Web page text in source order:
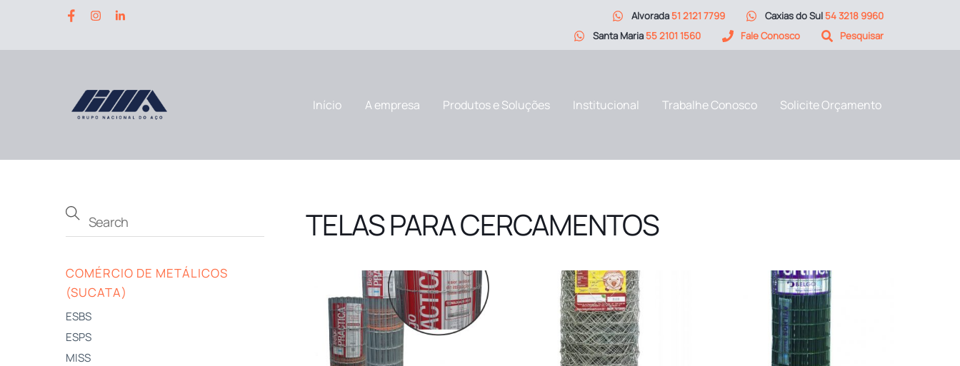
Alvorada51 2121 7799 Caxias do Sul54 3218 9960
Santa Maria55 2101 1560 Fale Conosco Pesquisar
Início A empresa Produtos e Soluções Institucional Trabalhe Conosco Solicite Orçamento
TELAS PARA CERCAMENTOS
COMÉRCIO DE METÁLICOS
(SUCATA)
ESBS
ESPS
MISS